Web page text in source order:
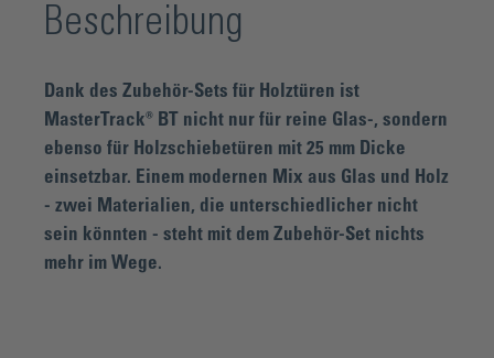
Beschreibung
Dank des Zubehör-Sets für Holztüren ist
MasterTrack® BT nicht nur für reine Glas-, sondern
ebenso für Holzschiebetüren mit 25 mm Dicke
einsetzbar. Einem modernen Mix aus Glas und Holz
- zwei Materialien, die unterschiedlicher nicht
sein könnten - steht mit dem Zubehör-Set nichts
mehr im Wege.